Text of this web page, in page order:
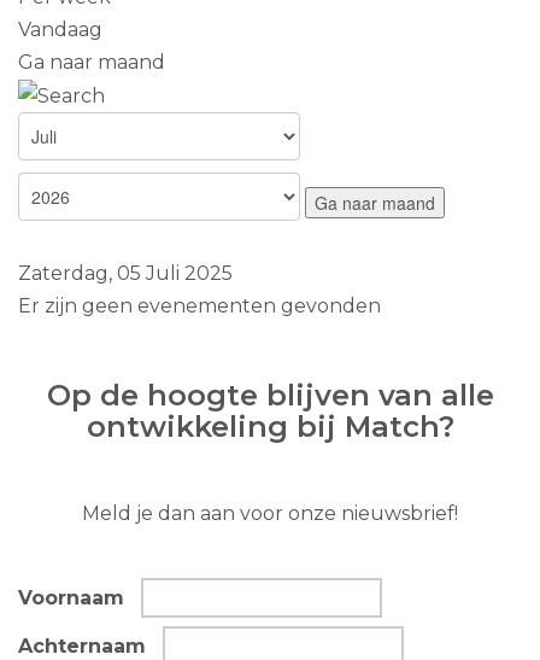
Vandaag
Ga naar maand
Ga naar maand
Zaterdag, 05 Juli 2025
Er zijn geen evenementen gevonden
Op de hoogte blijven van alle
ontwikkeling bij Match?
Meld je dan aan voor onze nieuwsbrief!
Voornaam
Achternaam